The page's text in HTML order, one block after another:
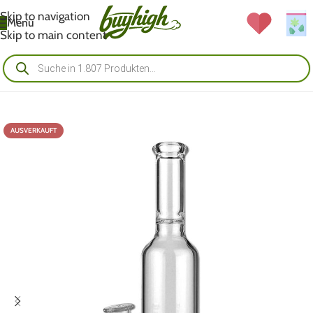
Skip to navigation
Skip to main content
Menü
AUSVERKAUFT